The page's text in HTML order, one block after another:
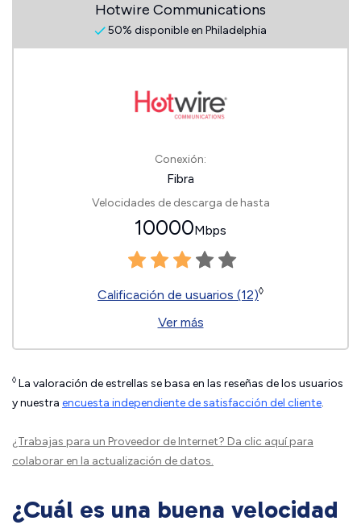
Hotwire Communications
50% disponible en Philadelphia
Conexión:
Fibra
Velocidades de descarga de hasta
10000Mbps
Calificación de usuarios (12)◊
Ver más
◊ La valoración de estrellas se basa en las reseñas de los usuarios
y nuestra encuesta independiente de satisfacción del cliente.
¿Trabajas para un Proveedor de Internet? Da clic aquípara
colaborar en la actualización de datos.
¿Cuál es una buena velocidad